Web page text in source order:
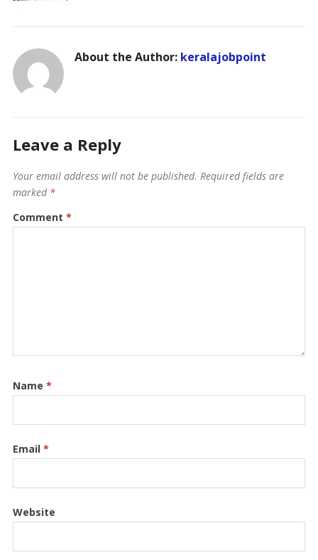
About the Author: keralajobpoint
Leave a Reply
Your email address will not be published. Required fields are
marked *
Comment *
Name *
Email *
Website